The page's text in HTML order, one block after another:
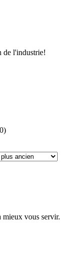
de l'industrie!
mieux vous servir.